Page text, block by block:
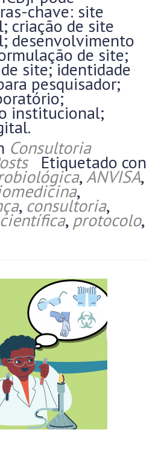
chave: site
criação de site
desenvolvimento
de site;
site; identidade
pesquisador;
institucional;
Consultoria
Etiquetado con
,ANVISA,
,
, consultoria,
,protocolo,